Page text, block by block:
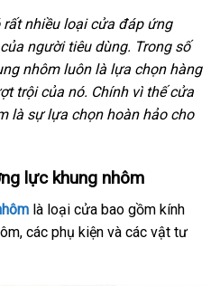
rất nhiều loại cửa đáp ứng
người tiêu dùng. Trong số
nhôm luôn là lựa chọn hàng
trội của nó. Chính vì thế cửa
là sự lựa chọn hoàn hảo cho
lực khung nhôm
là loại cửa bao gồm kính
các phụ kiện và các vật tư